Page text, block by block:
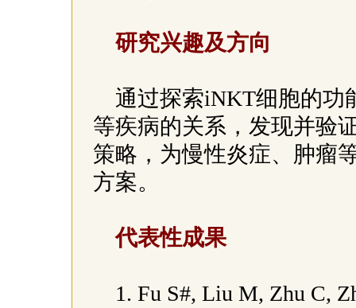
研究兴趣及方向
通过探索iNKT细胞的功
等疾病的关系，发现并验
策略，为慢性炎症、肿瘤
方案。
代表性成果
1. Fu S#, Liu M, Zhu C,